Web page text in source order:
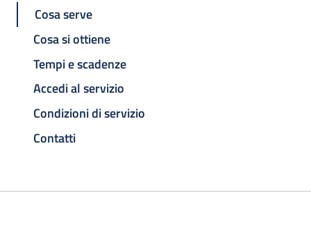
Cosa serve
Cosa si ottiene
Tempi e scadenze
Accedi al servizio
Condizioni di servizio
Contatti